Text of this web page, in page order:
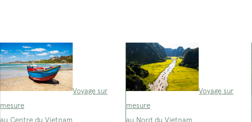
Voyage sur
mesure
au Centre du Vietnam
Voyage sur
mesure
au Nord du Vietnam